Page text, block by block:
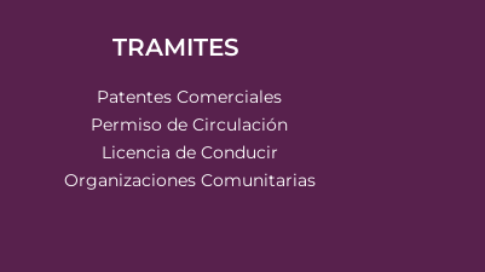
TRAMITES
Patentes Comerciales
Permiso de Circulación
Licencia de Conducir
Organizaciones Comunitarias